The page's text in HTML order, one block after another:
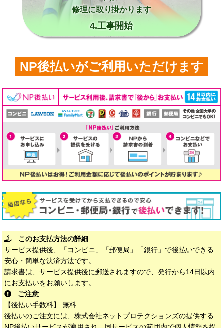
修理に取り掛かります
4.工事開始
NP後払いがご利用いただけます
このお支払方法の詳細
サービス提供後、「コンビニ」「郵便局」「銀行」で後払いできる
安心・簡単な決済方法です。
請求書は、サービス提供後に郵送されますので、発行から14日以内
にお支払いをお願いします。
ご注意
【後払い手数料】 無料
後払いのご注文には、株式会社ネットプロテクションズの提供する
NP後払いサービスが適用され、同サービスの範囲内で個人情報を提